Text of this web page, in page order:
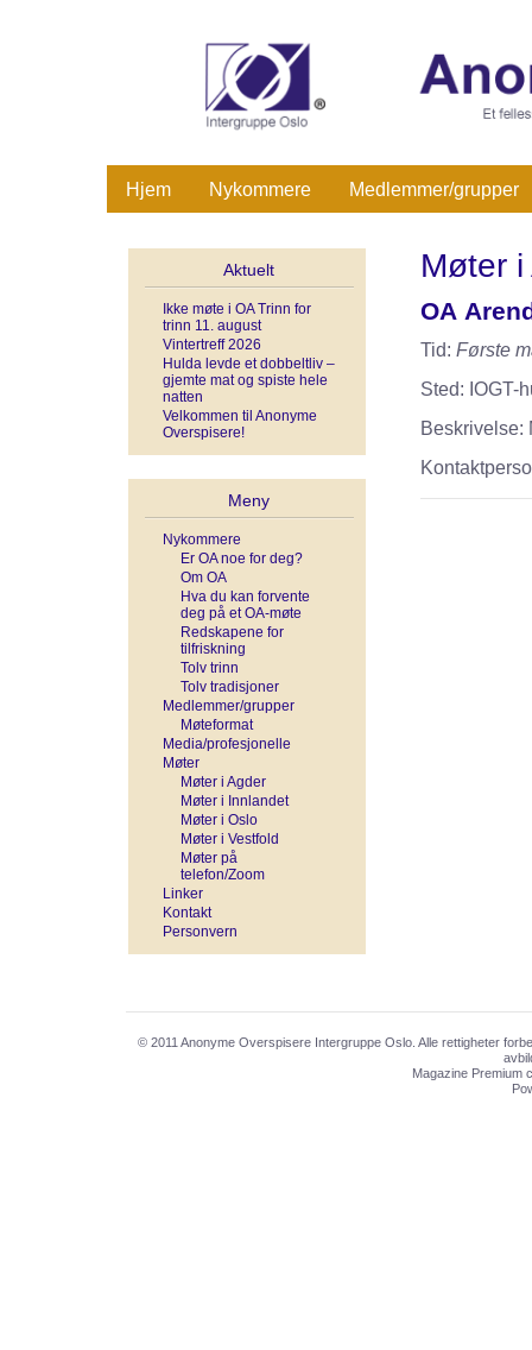
Hjem Nykommere Medlemmer/grupper
Aktuelt
Ikke møte i OA Trinn for
trinn 11. august
Vintertreff 2026
Hulda levde et dobbeltliv –
gjemte mat og spiste hele
natten
Velkommen til Anonyme
Overspisere!
Meny
Nykommere
Er OA noe for deg?
Om OA
Hva du kan forvente
deg på et OA-møte
Redskapene for
tilfriskning
Tolv trinn
Tolv tradisjoner
Medlemmer/grupper
Møteformat
Media/profesjonelle
Møter
Møter i Agder
Møter i Innlandet
Møter i Oslo
Møter i Vestfold
Møter på
telefon/Zoom
Linker
Kontakt
Personvern
Møter
OA
Tid: Første
Sted: IOGT-
Beskrivelse:
© 2011 Anonyme Overspisere Intergruppe Oslo. Alle rettigheter
Magazine Premium